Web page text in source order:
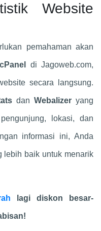
Website
pemahaman akan
di Jagoweb.com,
secara langsung.
dan Webalizeryang
lokasi, dan
informasi ini, Anda
lebih baik untuk menarik
lagi diskon besar-